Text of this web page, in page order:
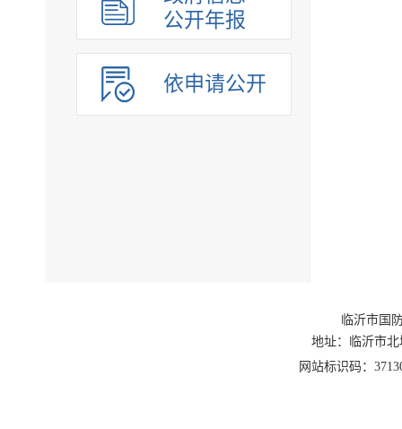
公开年报
依申请公开
临沂市国
地址：临沂市
网站标识码：